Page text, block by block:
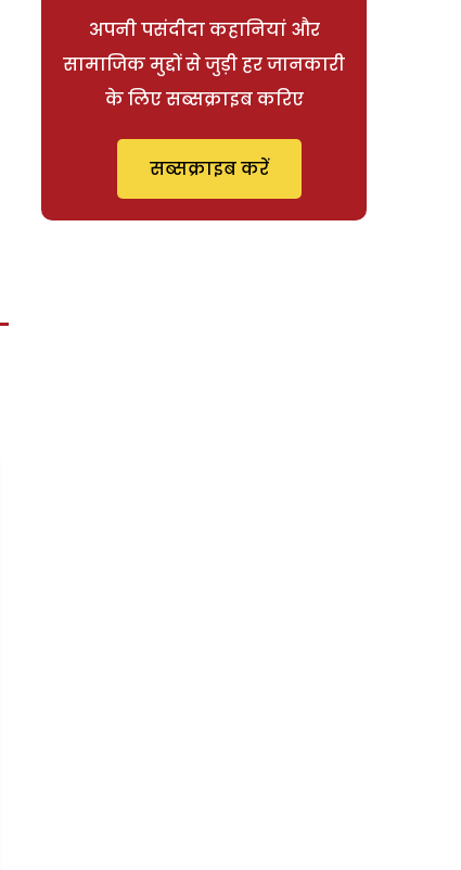
अपनी पसंदीदा कहानियां और
सामाजिक मुद्दों से जुड़ी हर जानकारी
के लिए सब्सक्राइब करिए
सब्सक्राइब करें